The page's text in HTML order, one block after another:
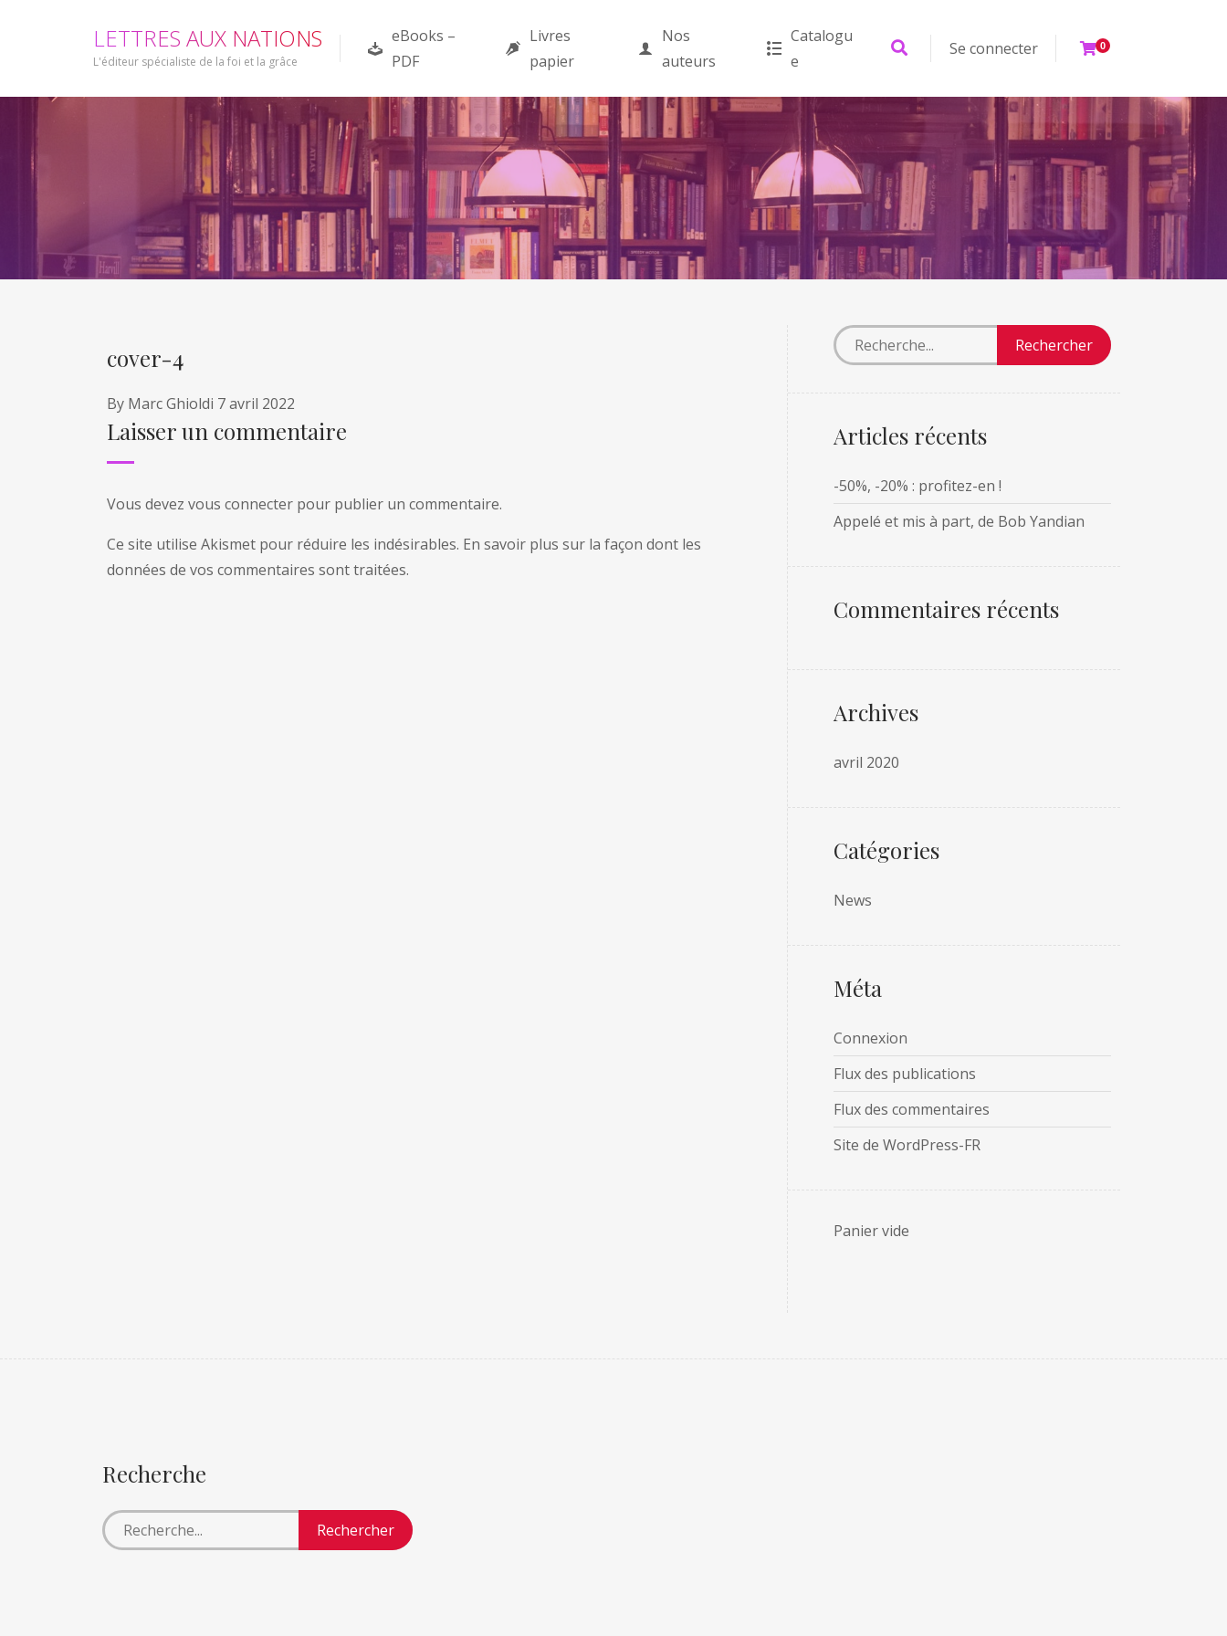
LETTRES AUX NATIONS
L'éditeur spécialiste de la foi et la grâce
eBooks –
PDF
Livres
papier
Nos
auteurs
Catalogu
e
Se connecter 0
cover-4
By Marc Ghioldi 7 avril 2022
Laisser un commentaire
Vous devez vous connecter pour publier un commentaire.
Ce site utilise Akismet pour réduire les indésirables. En savoir plus sur la façon dont les
données de vos commentaires sont traitées.
Articles récents
-50%, -20% : profitez-en !
Appelé et mis à part, de Bob Yandian
Commentaires récents
Archives
avril 2020
Catégories
News
Méta
Connexion
Flux des publications
Flux des commentaires
Site de WordPress-FR
Panier vide
Recherche